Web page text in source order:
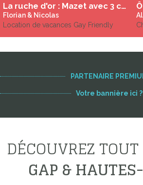
La ruche d'or : Mazet avec 3 chambres - piscine
Florian & Nicolas
Location de vacances Gay Friendly
PARTENAIRE
Votre bannière ici ?
DÉCOUVREZ
GAP &